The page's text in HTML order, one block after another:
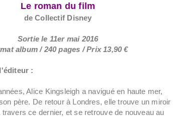
Le roman du film
de Collectif Disney
Sortie le 11er mai 2016
album / 240 pages / Prix 13,90 €
:
Alice Kingsleigh a navigué en haute mer,
père. De retour à Londres, elle trouve un miroir
ce dernier, et se retrouve de nouveau au